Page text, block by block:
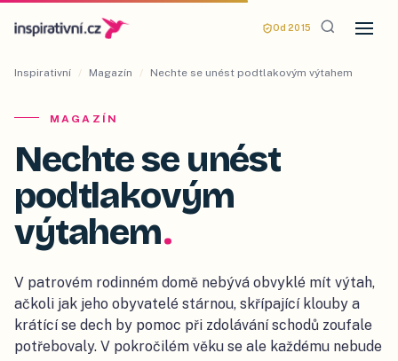
Od 2015
Inspirativní / Magazín / Nechte se unést podtlakovým výtahem
MAGAZÍN
Nechte se unést
podtlakovým
výtahem.
V patrovém rodinném domě nebývá obvyklé mít výtah,
ačkoli jak jeho obyvatelé stárnou, skřípající klouby a
krátící se dech by pomoc při zdolávání schodů zoufale
potřebovaly. V pokročilém věku se ale každému nebude